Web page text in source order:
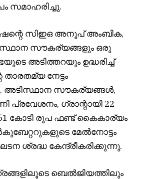
സമാഹരിച്ചു.
മിഷന്റെ സിഇഒ അനൂപ് അംബിക,
സൗകര്യങ്ങളും ഒരു
അടിത്തറയും ഉദ്ധരിച്ച്
നേട്ടം
അടിസ്ഥാന സൗകര്യങ്ങൾ,
പ്രവേശനം, ഗ്രാന്റായി 22
കോടി രൂപ ഫണ്ട് കൈകാര്യം
മേൽനോട്ടം
ശ്രദ്ധ കേന്ദ്രീകരിക്കുന്നു.
ബെൽജിയത്തിലും